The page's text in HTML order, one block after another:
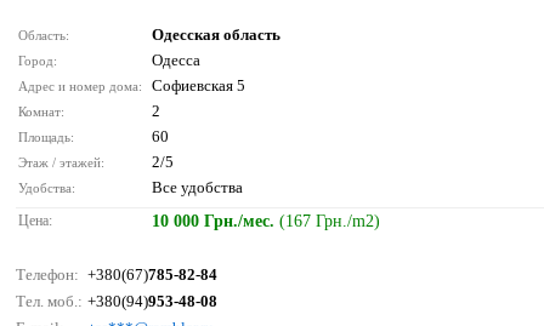
Область: Одесская область
Город: Одесса
Адрес и номер дома: Софиевская 5
Комнат: 2
Площадь: 60
Этаж / этажей: 2/5
Удобства: Все удобства
Цена: 10 000 Грн./мес. (167 Грн./m2)
Телефон: +380(67)785-82-84
Тел. моб.: +380(94)953-48-08